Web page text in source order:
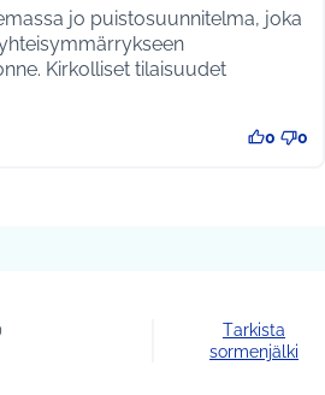
jo puistosuunnitelma, joka
Kirkolliset tilaisuudet
0 0
Tarkista
sormenjälki